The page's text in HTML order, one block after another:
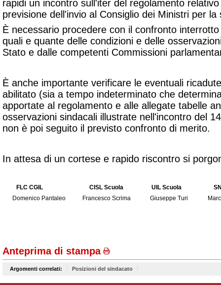
rapidi un incontro sull'iter del regolamento
previsione dell'invio al Consiglio dei Ministri per
È necessario procedere con il confronto
quali e quante delle condizioni e delle
Stato e dalle competenti Commissioni
È anche importante verificare le eventuali
abilitato (sia a tempo indeterminato che
apportate al regolamento e alle allegate tabelle
osservazioni sindacali illustrate nell'incontro del
non è poi seguito il previsto confronto di merito.
In attesa di un cortese e rapido riscontro si
FLC CGIL
Domenico Pantaleo
CISL Scuola
Francesco Scrima
UIL Scuola
Giuseppe Turi
Anteprima di stampa
Argomenti correlati: Posizioni del sindacato